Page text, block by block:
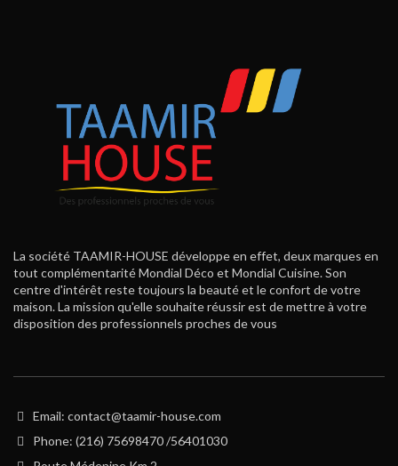
La société TAAMIR-HOUSE développe en effet, deux marques en
tout complémentarité Mondial Déco et Mondial Cuisine. Son
centre d'intérêt reste toujours la beauté et le confort de votre
maison. La mission qu'elle souhaite réussir est de mettre à votre
disposition des professionnels proches de vous
Email: contact@taamir-house.com
Phone: (216) 75698470 /56401030